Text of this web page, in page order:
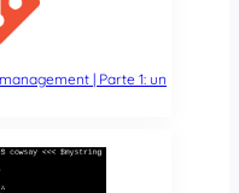
| Parte 1: un